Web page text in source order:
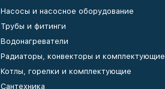
Насосы и насосное оборудование
Трубы и фитинги
Водонагреватели
Радиаторы, конвекторы и комплектующие
Котлы, горелки и комплектующие
Сантехника